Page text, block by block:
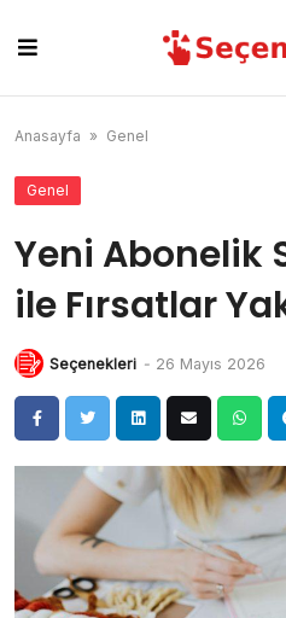
content
Anasayfa » Genel
Genel
Yeni Abonelik
ile Fırsatlar
Seçenekleri - 26 Mayıs 2026